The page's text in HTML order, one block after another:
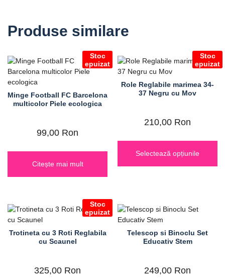
Produse similare
Stoc
epuizat
Minge Football FC Barcelona
multicolor Piele ecologica
99,00 Ron
Citește mai mult
Stoc
epuizat
Role Reglabile marimea 34-
37 Negru cu Mov
210,00 Ron
Selectează opțiunile
Stoc
epuizat
Trotineta cu 3 Roti Reglabila
cu Scaunel
325,00 Ron
Telescop si Binoclu Set
Educativ Stem
249,00 Ron